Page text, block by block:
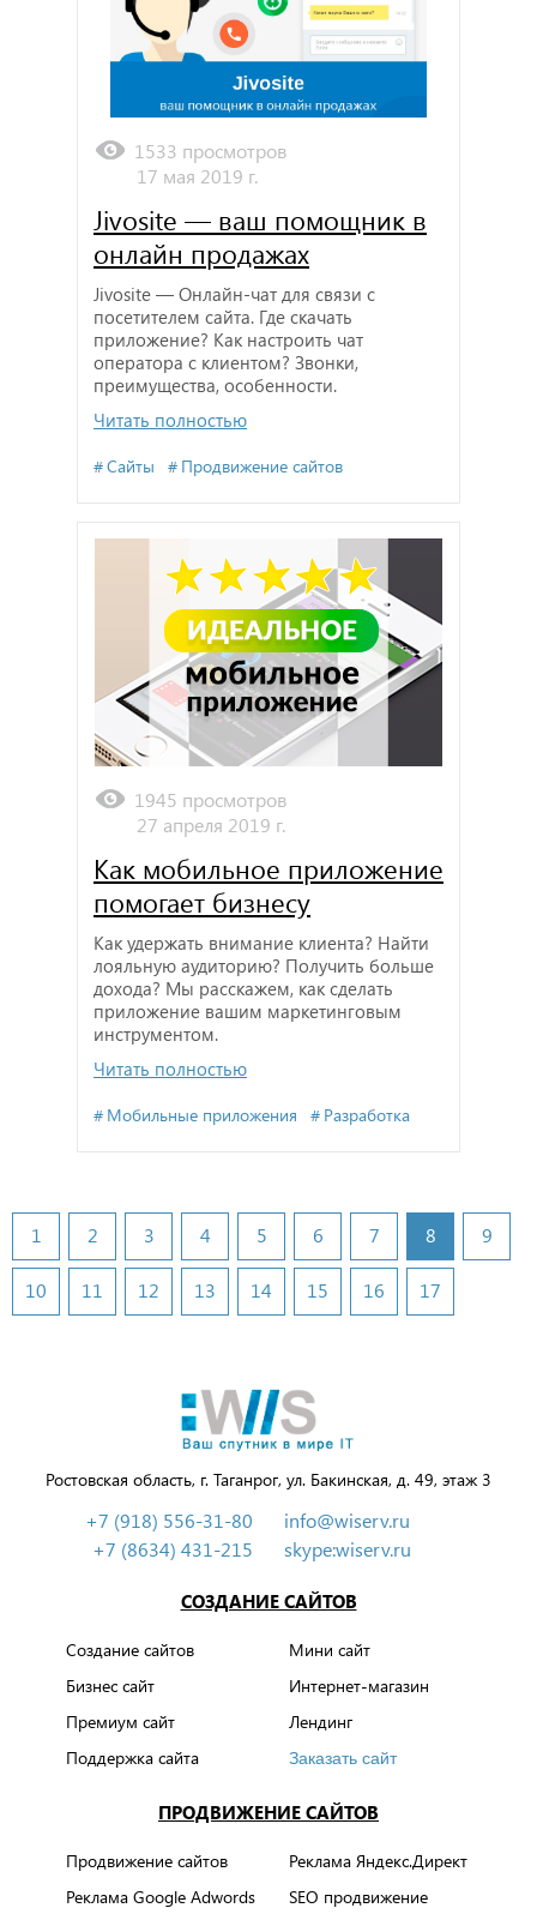
1533 просмотров
17 мая 2019 г.
Jivosite — ваш помощник в
онлайн продажах
Jivosite — Онлайн-чат для связи с
посетителем сайта. Где скачать
приложение? Как настроить чат
оператора с клиентом? Звонки,
преимущества, особенности.
Читать полностью
Сайты Продвижение сайтов
1945 просмотров
27 апреля 2019 г.
Как мобильное приложение
помогает бизнесу
Как удержать внимание клиента? Найти
лояльную аудиторию? Получить больше
дохода? Мы расскажем, как сделать
приложение вашим маркетинговым
инструментом.
Читать полностью
Мобильные приложения Разработка
1 2 3 4 5 6 7 8 9
10 11 12 13 14 15 16 17
Ростовская область, г. Таганрог, ул. Бакинская, д. 49, этаж 3
+7 (918) 556-31-80
+7 (8634) 431-215
info@wiserv.ru
skype:wiserv.ru
СОЗДАНИЕ САЙТОВ
Создание сайтов
Мини сайт
Бизнес сайт
Интернет-магазин
Премиум сайт
Лендинг
Поддержка сайта
Заказать сайт
ПРОДВИЖЕНИЕ САЙТОВ
Продвижение сайтов
Реклама Яндекс.Директ
Реклама Google Adwords
SEO продвижение